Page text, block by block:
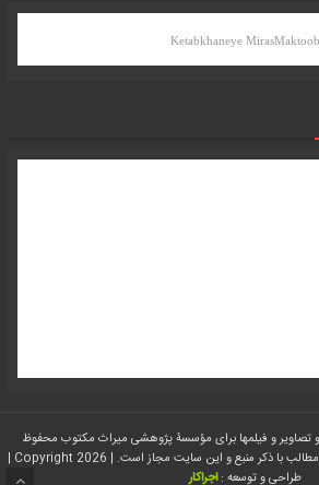
Ketabkhaneye MirasMaktoob
و تصاویر و فیلمها برای مؤسسۀ پژوهشی میراث مکتوب محفوظ
میباشد؛ همچنین استفاده و نقل، از مطالب با ذکر منبع و این سایت مجاز است. | Copyright 2026 |
طراحی و توسعه : اجراکار